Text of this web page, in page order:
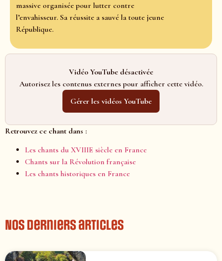
massive organisée pour lutter contre
l’envahisseur. Sa réussite a sauvé la toute jeune
République.
Vidéo YouTube désactivée
Autorisez les contenus externes pour afficher cette vidéo.
Gérer les vidéos YouTube
Retrouvez ce chant dans :
Les chants du XVIIIE siècle en France
Chants sur la Révolution française
Les chants historiques en France
Nos derniers articles